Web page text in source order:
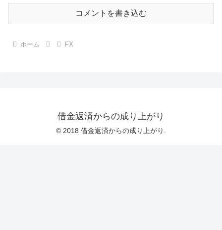
コメントを書き込む
ホーム FX
借金返済からの成り上がり
© 2018 借金返済からの成り上がり.